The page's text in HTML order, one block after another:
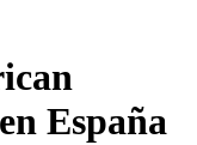
España